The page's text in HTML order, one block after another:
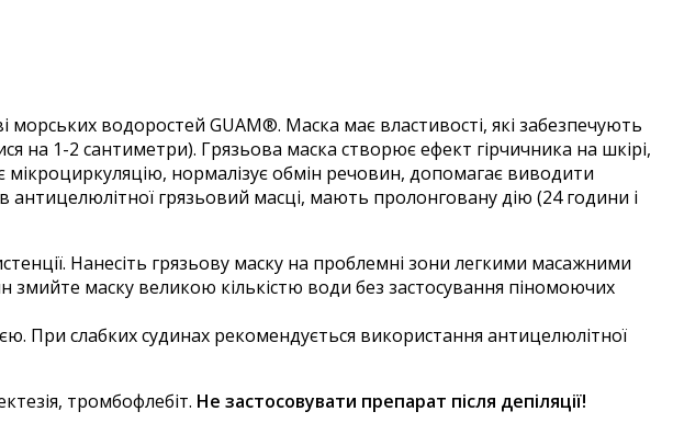
морських водоростей GUAM®. Маска має властивості, які забезпечують
на 1-2 сантиметри). Грязьова маска створює ефект гірчичника на шкірі,
нормалізує обмін речовин, допомагає виводити
антицелюлітної грязьовий масці, мають пролонговану дію (24 години і
Нанесіть грязьову маску на проблемні зони легкими масажними
маску великою кількістю води без застосування піномоючих
При слабких судинах рекомендується використання антицелюлітної
тромбофлебіт. Не застосовувати препарат після депіляції!